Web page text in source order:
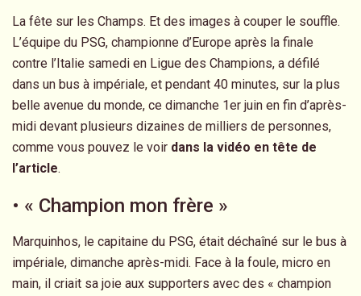
La fête sur les Champs. Et des images à couper le souffle.
L’équipe du PSG, championne d’Europe après la finale
contre l’Italie samedi en Ligue des Champions, a défilé
dans un bus à impériale, et pendant 40 minutes, sur la plus
belle avenue du monde, ce dimanche 1er juin en fin d’après-
midi devant plusieurs dizaines de milliers de personnes,
comme vous pouvez le voir dans la vidéo en tête de
l’article.
• « Champion mon frère »
Marquinhos, le capitaine du PSG, était déchaîné sur le bus à
impériale, dimanche après-midi. Face à la foule, micro en
main, il criait sa joie aux supporters avec des « champion